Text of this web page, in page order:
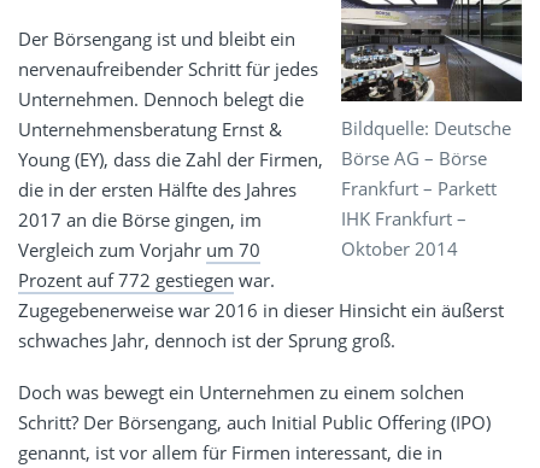
Bildquelle: Deutsche
Börse AG – Börse
Frankfurt – Parkett
IHK Frankfurt –
Oktober 2014
Der Börsengang ist und bleibt ein
nervenaufreibender Schritt für jedes
Unternehmen. Dennoch belegt die
Unternehmensberatung Ernst &
Young (EY), dass die Zahl der Firmen,
die in der ersten Hälfte des Jahres
2017 an die Börse gingen, im
Vergleich zum Vorjahr um 70
Prozent auf 772 gestiegen war.
Zugegebenerweise war 2016 in dieser Hinsicht ein äußerst
schwaches Jahr, dennoch ist der Sprung groß.
Doch was bewegt ein Unternehmen zu einem solchen
Schritt? Der Börsengang, auch Initial Public Offering (IPO)
genannt, ist vor allem für Firmen interessant, die in